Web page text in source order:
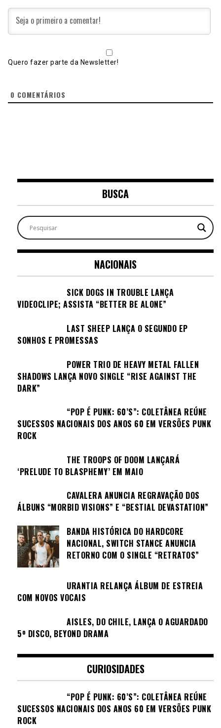
Quero fazer parte da Newsletter!
0 COMENTÁRIOS
BUSCA
NACIONAIS
SICK DOGS IN TROUBLE LANÇA
VIDEOCLIPE; ASSISTA “BETTER BE ALONE”
LAST SHEEP LANÇA O SEGUNDO EP
SONHOS E PROMESSAS
POWER TRIO DE HEAVY METAL FALLEN
SHADOWS LANÇA NOVO SINGLE “RISE AGAINST THE
DARK”
“POP É PUNK: 60’S”: COLETÂNEA REÚNE
SUCESSOS NACIONAIS DOS ANOS 60 EM VERSÕES PUNK
ROCK
THE TROOPS OF DOOM LANÇARÁ
‘PRELUDE TO BLASPHEMY’ EM MAIO
CAVALERA ANUNCIA REGRAVAÇÃO DOS
ÁLBUNS “MORBID VISIONS” E “BESTIAL DEVASTATION”
BANDA HISTÓRICA DO HARDCORE
NACIONAL, SWITCH STANCE ANUNCIA
RETORNO COM O SINGLE “RETRATOS”
URANTIA RELANÇA ÁLBUM DE ESTREIA
COM NOVOS VOCAIS
AISLES, DO CHILE, LANÇA O AGUARDADO
5º DISCO, BEYOND DRAMA
CURIOSIDADES
“POP É PUNK: 60’S”: COLETÂNEA REÚNE
SUCESSOS NACIONAIS DOS ANOS 60 EM VERSÕES PUNK
ROCK